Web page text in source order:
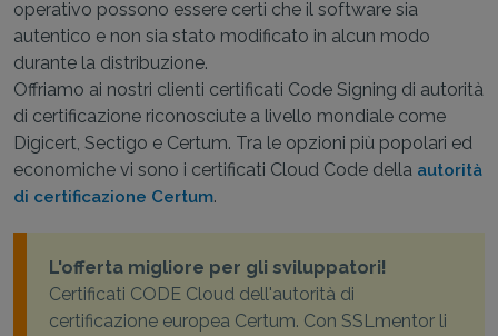
operativo possono essere certi che il software sia
autentico e non sia stato modificato in alcun modo
durante la distribuzione.
Offriamo ai nostri clienti certificati Code Signing di autorità
di certificazione riconosciute a livello mondiale come
Digicert, Sectigo e Certum. Tra le opzioni più popolari ed
economiche vi sono i certificati Cloud Code della autorità
di certificazione Certum.
L'offerta migliore per gli sviluppatori!
Certificati CODE Cloud dell'autorità di
certificazione europea Certum. Con SSLmentor li